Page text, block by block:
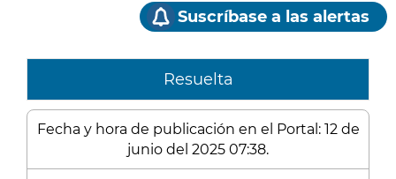
Suscríbase a las alertas
Resuelta
Fecha y hora de publicación en el Portal: 12 de
junio del 2025 07:38.